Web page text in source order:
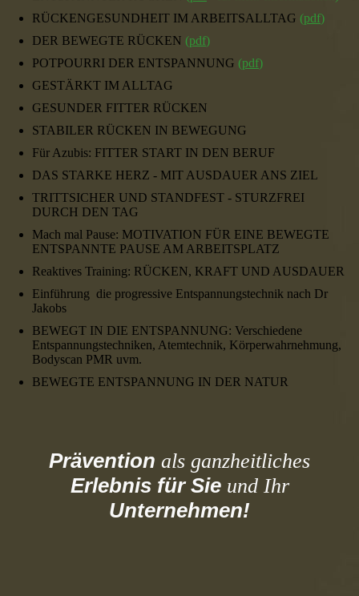
RÜCKENGESUNDHEIT IM ARBEITSALLTAG (pdf)
DER BEWEGTE RÜCKEN (pdf)
POTPOURRI DER ENTSPANNUNG (pdf)
GESTÄRKT IM ALLTAG
GESUNDER FITTER RÜCKEN
STABILER RÜCKEN IN BEWEGUNG
Für Azubis: FITTER START IN DEN BERUF
DAS STARKE HERZ - MIT AUSDAUER ANS ZIEL
TRITTSICHER UND STANDFEST - STURZFREI
DURCH DEN TAG
Mach mal Pause: MOTIVATION FÜR EINE BEWEGTE
ENTSPANNTE PAUSE AM ARBEITSPLATZ
Reaktives Training: RÜCKEN, KRAFT UND AUSDAUER
Einführung die progressive Entspannungstechnik nach Dr
Jakobs
BEWEGT IN DIE ENTSPANNUNG: Verschiedene
Entspannungstechniken, Atemtechnik, Körperwahrnehmung,
Bodyscan PMR uvm.
BEWEGTE ENTSPANNUNG IN DER NATUR
Prävention als ganzheitliches
Erlebnis für Sieund Ihr
Unternehmen!